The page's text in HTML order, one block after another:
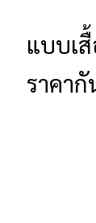
แบบเ
ราคากั